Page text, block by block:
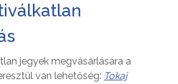
jegyek megvásárlására a
van lehetőség: Tokaj